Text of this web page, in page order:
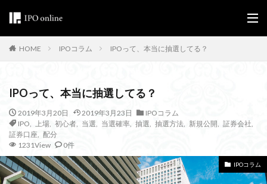
HOME IPOコラム IPOって、本当に抽選してる？
IPOって、本当に抽選してる？
2019年3月20日 2019年3月23日
IPOコラム
IPO
上場, 初心者, 当選 当選確率 抽選 抽選方法, 新規公開 証券会社
証券口座
配分
1231View
0件
IPOコラム